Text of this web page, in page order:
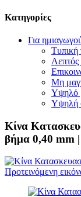
Κατηγορίες
Για
Τυπική
Λεπτός
Μη
Υψηλό
Υψηλή
Κίνα
βήμα 0,40 mm